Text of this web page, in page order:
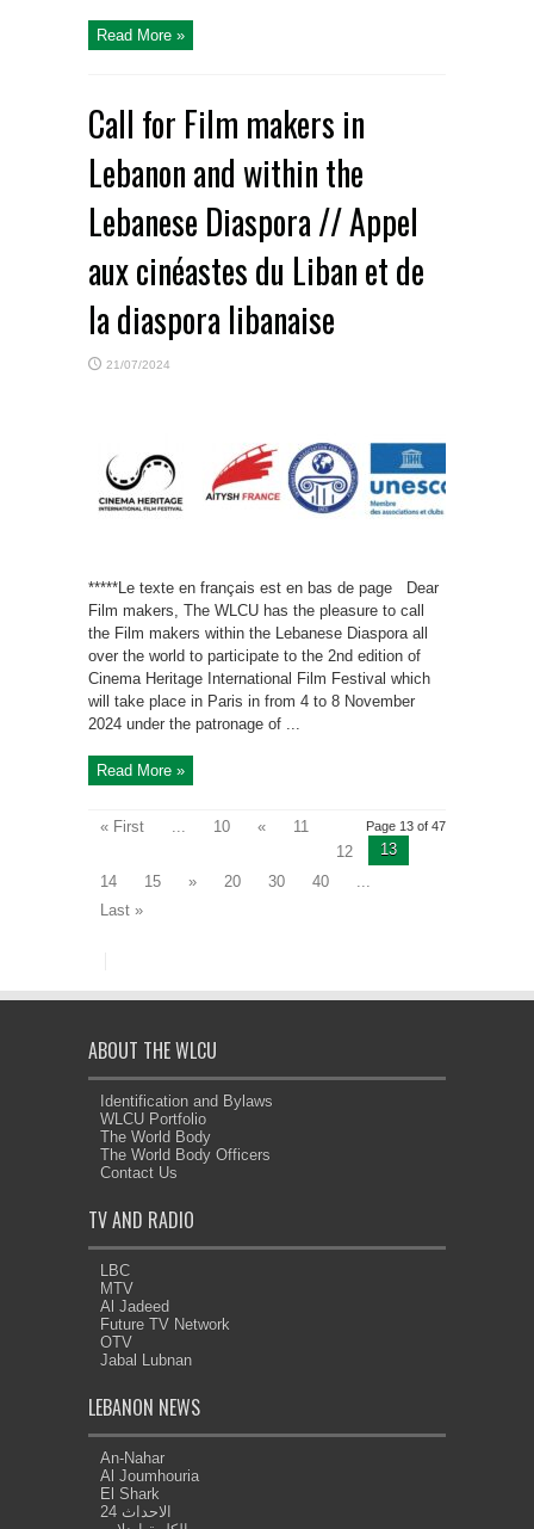
Read More »
Call for Film makers in
Lebanon and within the
Lebanese Diaspora // Appel
aux cinéastes du Liban et de
la diaspora libanaise
21/07/2024
*****Le texte en français est en bas de page Dear
Film makers, The WLCU has the pleasure to call
the Film makers within the Lebanese Diaspora all
over the world to participate to the 2nd edition of
Cinema Heritage International Film Festival which
will take place in Paris in from 4 to 8 November
2024 under the patronage of ...
Read More »
Page 13 of 47
« First ... 10 «
11
12
13
14
15 » 20 30 40
...
Last »
ABOUT THE WLCU
Identification and Bylaws
WLCU Portfolio
The World Body
The World Body Officers
Contact Us
TV AND RADIO
LBC
MTV
Al Jadeed
Future TV Network
OTV
Jabal Lubnan
LEBANON NEWS
An-Nahar
Al Joumhouria
El Shark
الاحداث 24